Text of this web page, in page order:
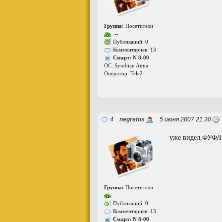
Группа: Посетители
--
Публикаций: 0
Комментариев: 13
Смарт: N 8-00
ОС: Symbian Anna
Оператор: Tele2
4 negretos 5 июня 2007 21:30
Группа: Посетители
--
Публикаций: 0
Комментариев: 13
Смарт: N 8-00
уже